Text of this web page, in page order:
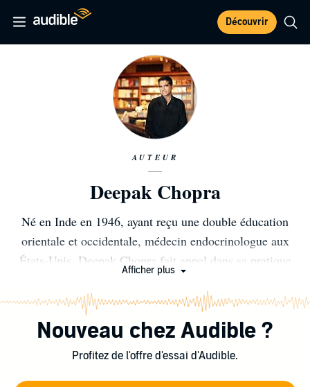
Découvrir
AUTEUR
Deepak Chopra
Né en Inde en 1946, ayant reçu une double éducation
orientale et occidentale, médecin endocrinologue aux
États-Unis, Deepak Chopra fait appel dans sa pratique
aussi bien à la science médicale occidentale qu'à la
philosophie traditionnelle indienne (Védas). Il a été cité
par Bill Clinton et Mikhaïl Gorbatchev comme,
respectivement, philosophe et pionnier de la médecine
alternative.
Afficher plus
Nouveau chez Audible ?
Profitez de l'offre d'essai d'Audible.